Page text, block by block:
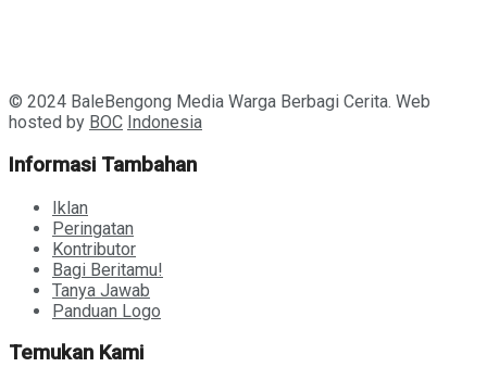
© 2024 BaleBengong Media Warga Berbagi Cerita. Web
hosted by BOC Indonesia
Informasi Tambahan
Iklan
Peringatan
Kontributor
Bagi Beritamu!
Tanya Jawab
Panduan Logo
Temukan Kami